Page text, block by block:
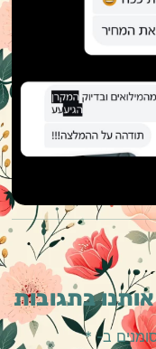
בתגובות
ב- *